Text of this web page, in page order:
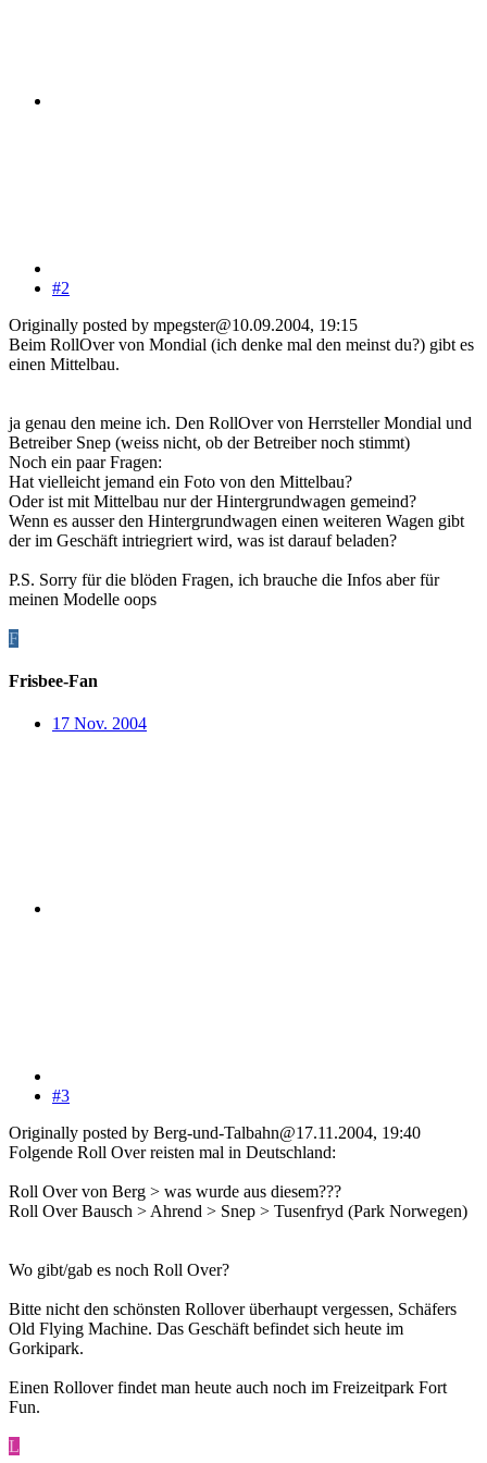
#2
Originally posted by mpegster@10.09.2004, 19:15
Beim RollOver von Mondial (ich denke mal den meinst du?) gibt es
einen Mittelbau.
ja genau den meine ich. Den RollOver von Herrsteller Mondial und
Betreiber Snep (weiss nicht, ob der Betreiber noch stimmt)
Noch ein paar Fragen:
Hat vielleicht jemand ein Foto von den Mittelbau?
Oder ist mit Mittelbau nur der Hintergrundwagen gemeind?
Wenn es ausser den Hintergrundwagen einen weiteren Wagen gibt
der im Geschäft intriegriert wird, was ist darauf beladen?
P.S. Sorry für die blöden Fragen, ich brauche die Infos aber für
meinen Modelle oops
F
Frisbee-Fan
17 Nov. 2004
#3
Originally posted by Berg-und-Talbahn@17.11.2004, 19:40
Folgende Roll Over reisten mal in Deutschland:
Roll Over von Berg > was wurde aus diesem???
Roll Over Bausch > Ahrend > Snep > Tusenfryd (Park Norwegen)
Wo gibt/gab es noch Roll Over?
Bitte nicht den schönsten Rollover überhaupt vergessen, Schäfers
Old Flying Machine. Das Geschäft befindet sich heute im
Gorkipark.
Einen Rollover findet man heute auch noch im Freizeitpark Fort
Fun.
L